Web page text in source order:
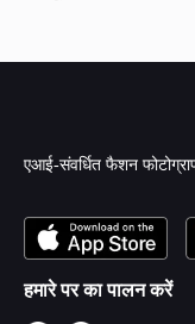
एआई-संवर्धित फैशन
हमारे पर का पालन करें